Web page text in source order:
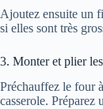
Ajoutez ensuite un
si elles sont très
3. Monter et plier
Préchauffez le four
casserole. Préparez